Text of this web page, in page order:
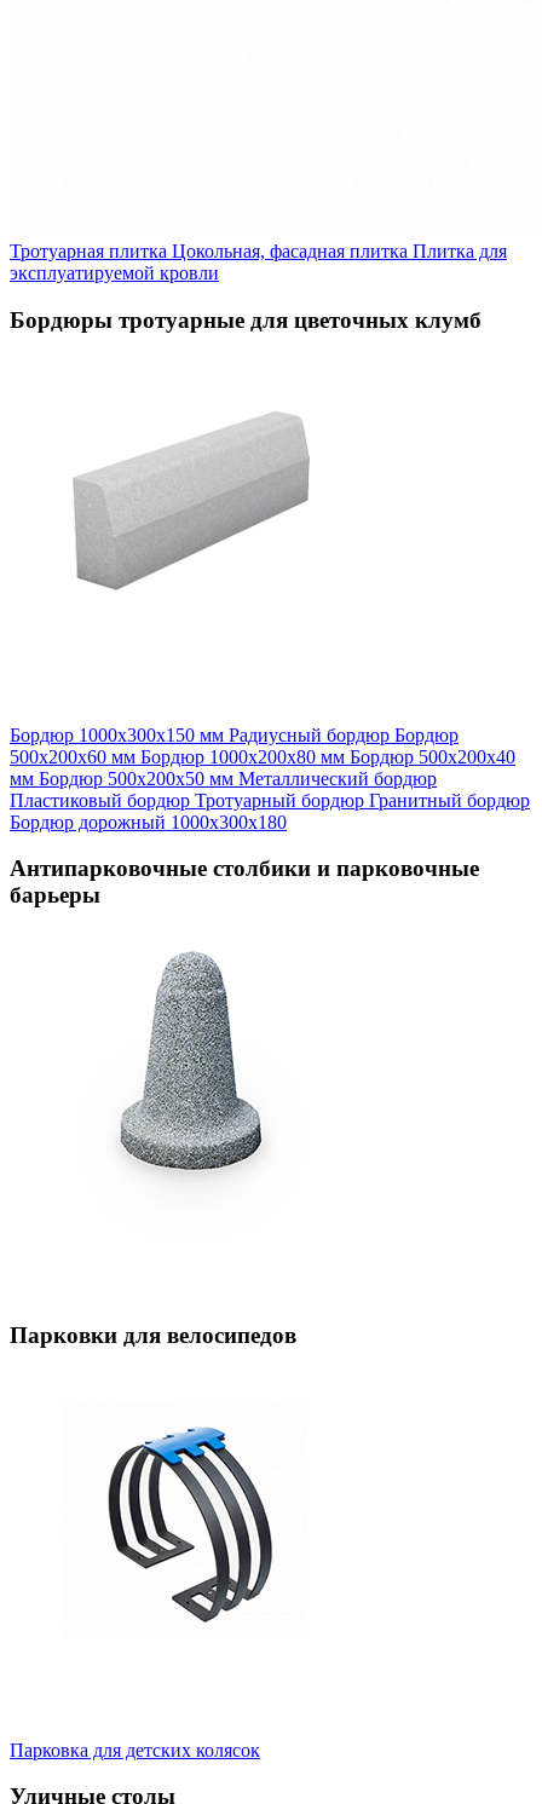
Тротуарная плитка Цокольная, фасадная плитка Плитка для
эксплуатируемой кровли
Бордюры тротуарные для цветочных клумб
Бордюр 1000х300х150 мм Радиусный бордюр Бордюр
500х200х60 мм Бордюр 1000х200х80 мм Бордюр 500х200х40
мм Бордюр 500х200х50 мм Металлический бордюр
Пластиковый бордюр Тротуарный бордюр Гранитный бордюр
Бордюр дорожный 1000х300х180
Антипарковочные столбики и парковочные
барьеры
Парковки для велосипедов
Парковка для детских колясок
Уличные столы